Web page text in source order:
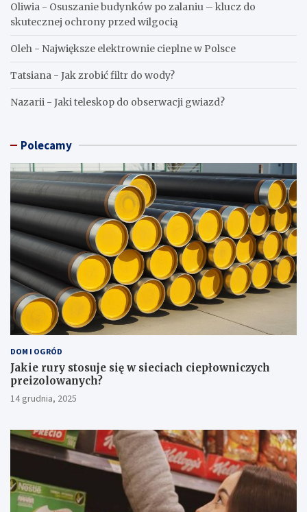
Oliwia - Osuszanie budynków po zalaniu – klucz do
skutecznej ochrony przed wilgocią
Oleh - Największe elektrownie cieplne w Polsce
Tatsiana - Jak zrobić filtr do wody?
Nazarii - Jaki teleskop do obserwacji gwiazd?
Polecamy
DOM I OGRÓD
Jakie rury stosuje się w sieciach ciepłowniczych
preizolowanych?
14 grudnia, 2025